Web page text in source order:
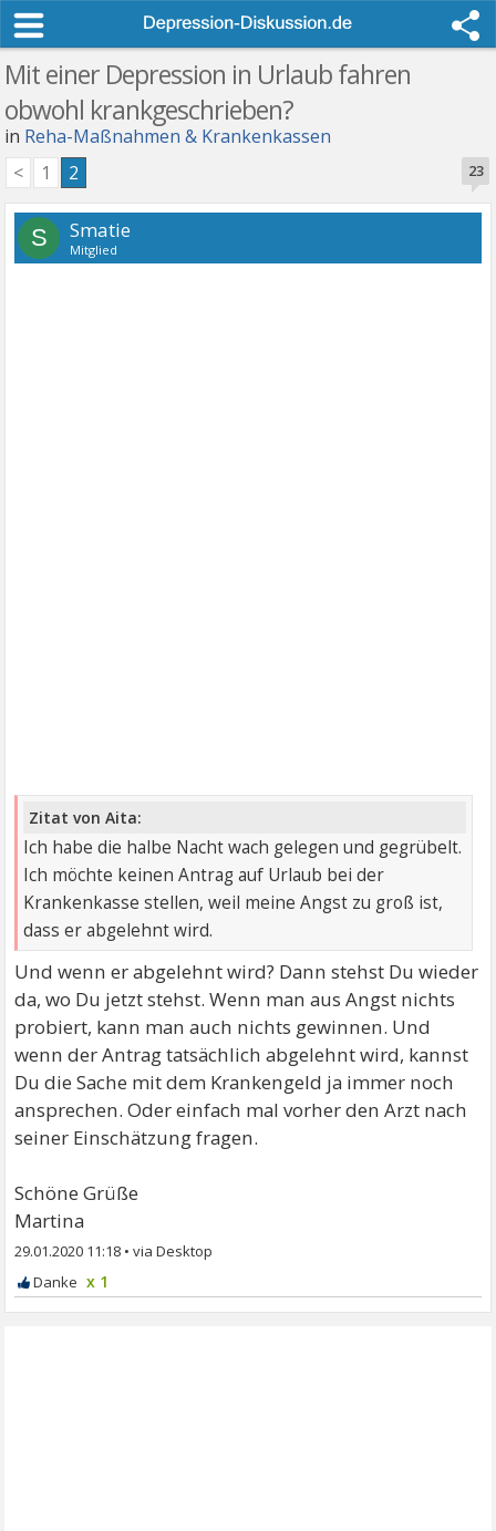
Mit einer Depression in Urlaub fahren
obwohl krankgeschrieben?
in Reha-Maßnahmen & Krankenkassen
23
< 1 2
S Smatie
Mitglied
Zitat von Aita:
Ich habe die halbe Nacht wach gelegen und gegrübelt.
Ich möchte keinen Antrag auf Urlaub bei der
Krankenkasse stellen, weil meine Angst zu groß ist,
dass er abgelehnt wird.
Und wenn er abgelehnt wird? Dann stehst Du wieder
da, wo Du jetzt stehst. Wenn man aus Angst nichts
probiert, kann man auch nichts gewinnen. Und
wenn der Antrag tatsächlich abgelehnt wird, kannst
Du die Sache mit dem Krankengeld ja immer noch
ansprechen. Oder einfach mal vorher den Arzt nach
seiner Einschätzung fragen.
Schöne Grüße
Martina
29.01.2020 11:18 •
x 1